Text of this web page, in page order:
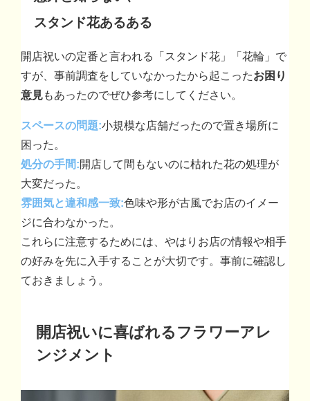
スタンド花あるある
開店祝いの定番と言われる「スタンド花」「花輪」で
すが、事前調査をしていなかったから起こったお困り
意見もあったのでぜひ参考にしてください。
スペースの問題:小規模な店舗だったので置き場所に
困った。
処分の手間:開店して間もないのに枯れた花の処理が
大変だった。
雰囲気と違和感一致:色味や形が古風でお店のイメー
ジに合わなかった。
これらに注意するためには、やはりお店の情報や相手
の好みを先に入手することが大切です。事前に確認し
ておきましょう。
開店祝いに喜ばれるフラワーアレ
ンジメント